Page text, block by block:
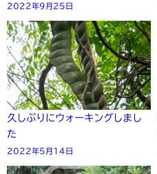
2022年9月25日
久しぶりにウォーキングしまし
た
2022年5月14日